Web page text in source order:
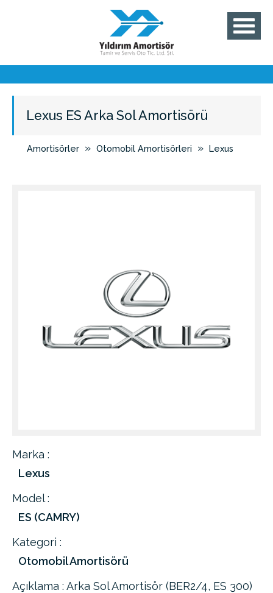
Lexus ES Arka Sol Amortisörü
Amortisörler » Otomobil Amortisörleri » Lexus
Marka :
Lexus
Model :
ES (CAMRY)
Kategori :
Otomobil Amortisörü
Açıklama : Arka Sol Amortisör (BER2/4, ES 300)